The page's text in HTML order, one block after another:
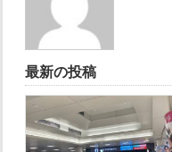
最新の投稿